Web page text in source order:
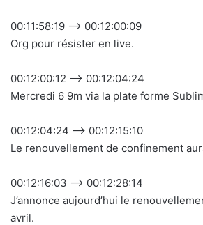
00:11:58:19 –> 00:12:00:09
Org pour résister en live.
00:12:00:12 –> 00:12:04:24
Mercredi 6 9m via la plate forme
00:12:04:24 –> 00:12:15:10
Le renouvellement de confinement
00:12:16:03 –> 00:12:28:14
J’annonce aujourd’hui le
avril.